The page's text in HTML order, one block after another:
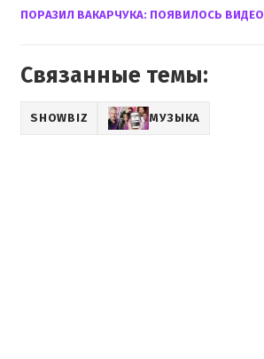
ПОРАЗИЛ ВАКАРЧУКА: ПОЯВИЛОСЬ ВИДЕО
Связанные темы:
SHOWBIZ МУЗЫКА